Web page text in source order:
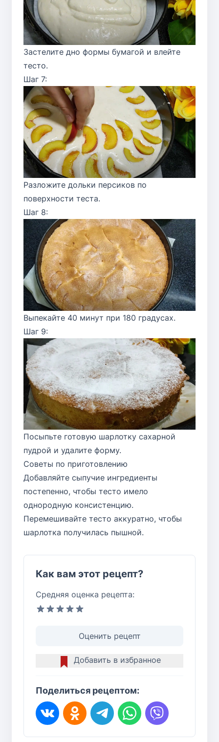
Застелите дно формы бумагой и влейте
тесто.
Шаг 7:
Разложите дольки персиков по
поверхности теста.
Шаг 8:
Выпекайте 40 минут при 180 градусах.
Шаг 9:
Посыпьте готовую шарлотку сахарной
пудрой и удалите форму.
Советы по приготовлению
Добавляйте сыпучие ингредиенты
постепенно, чтобы тесто имело
однородную консистенцию.
Перемешивайте тесто аккуратно, чтобы
шарлотка получилась пышной.
Как вам этот рецепт?
Средняя оценка рецепта:
Оценить рецепт
Добавить в избранное
Поделиться рецептом: